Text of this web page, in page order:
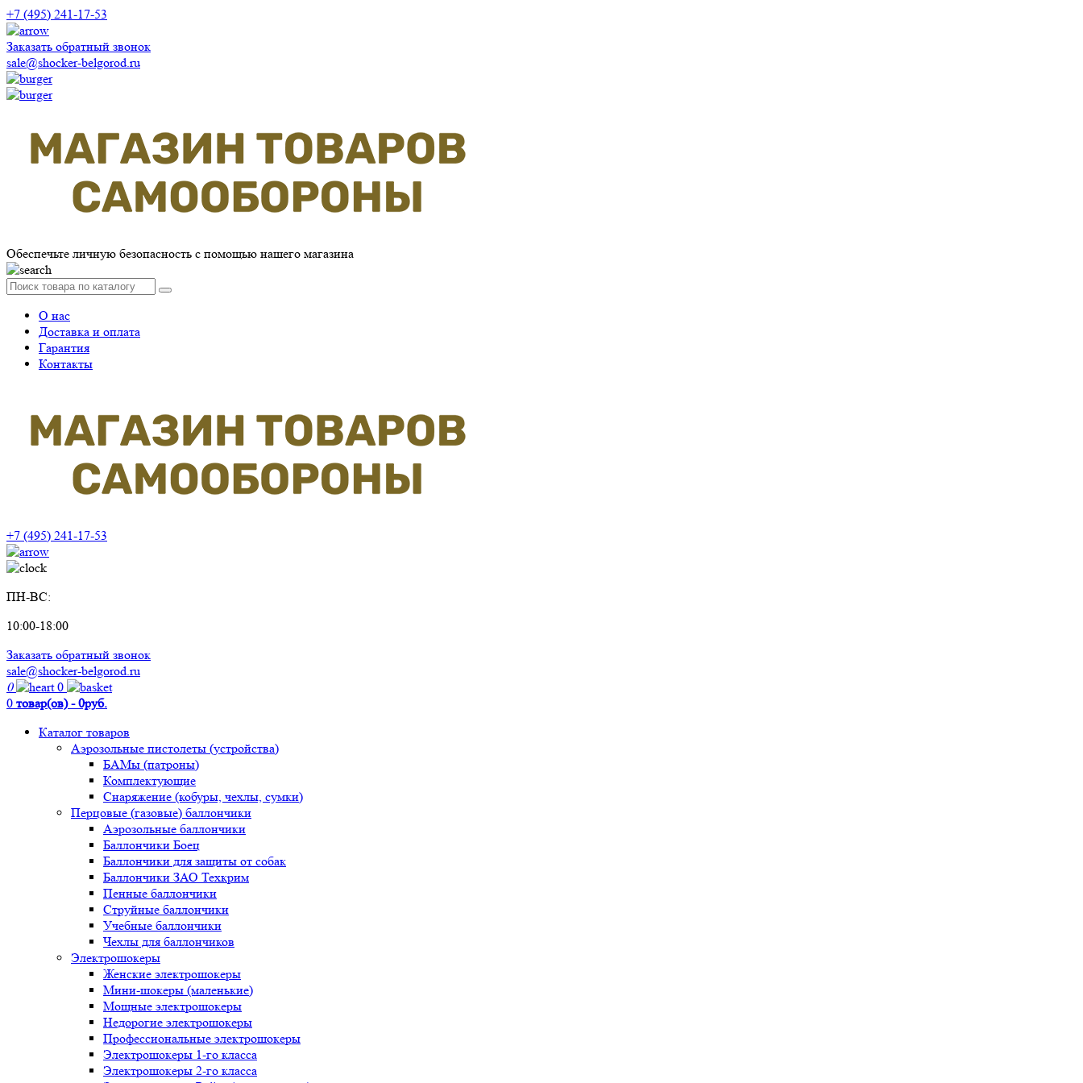
+7 (495) 241-17-53
Заказать обратный звонок
sale@shocker-belgorod.ru
Обеспечьте личную безопасность с помощью нашего магазина
О нас
Доставка и оплата
Гарантия
Контакты
+7 (495) 241-17-53
ПН-ВС:
10:00-18:00
Заказать обратный звонок
sale@shocker-belgorod.ru
0
0
0 товар(ов) - 0руб.
Каталог товаров
Аэрозольные пистолеты (устройства)
БАМы (патроны)
Комплектующие
Снаряжение (кобуры, чехлы, сумки)
Перцовые (газовые) баллончики
Аэрозольные баллончики
Баллончики Боец
Баллончики для защиты от собак
Баллончики ЗАО Техкрим
Пенные баллончики
Струйные баллончики
Учебные баллончики
Чехлы для баллончиков
Электрошокеры
Женские электрошокеры
Мини-шокеры (маленькие)
Мощные электрошокеры
Недорогие электрошокеры
Профессиональные электрошокеры
Электрошокеры 1-го класса
Электрошокеры 2-го класса